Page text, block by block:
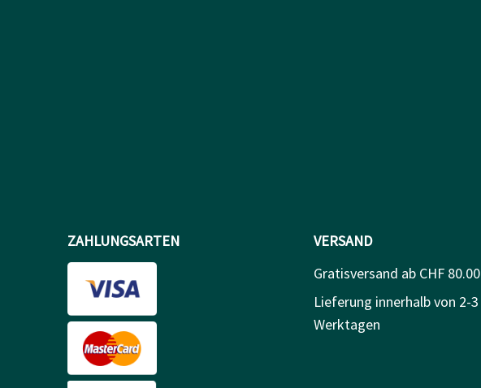
ZAHLUNGSARTEN
VERSAND
Gratisversand ab CHF 80.00
Lieferung innerhalb von 2-3
Werktagen